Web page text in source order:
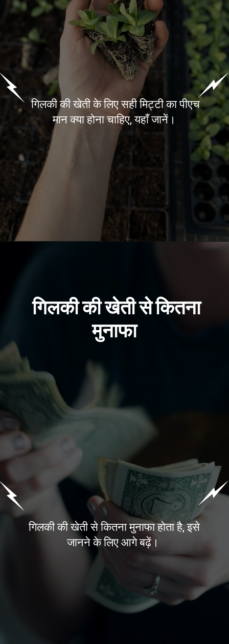
गिलकी की खेती के लिए सही मिट्टी का पीएच
मान क्या होना चाहिए, यहाँ जानें।
गिलकी की खेती से कितना मुनाफा होता है, इसे
जानने के लिए आगे बढ़ें।
गिलकी की खेती से कितना
मुनाफा